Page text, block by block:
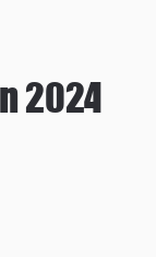
2024